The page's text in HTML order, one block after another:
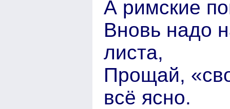
А римские
Вновь надо
листа,
Прощай,
всё ясно.